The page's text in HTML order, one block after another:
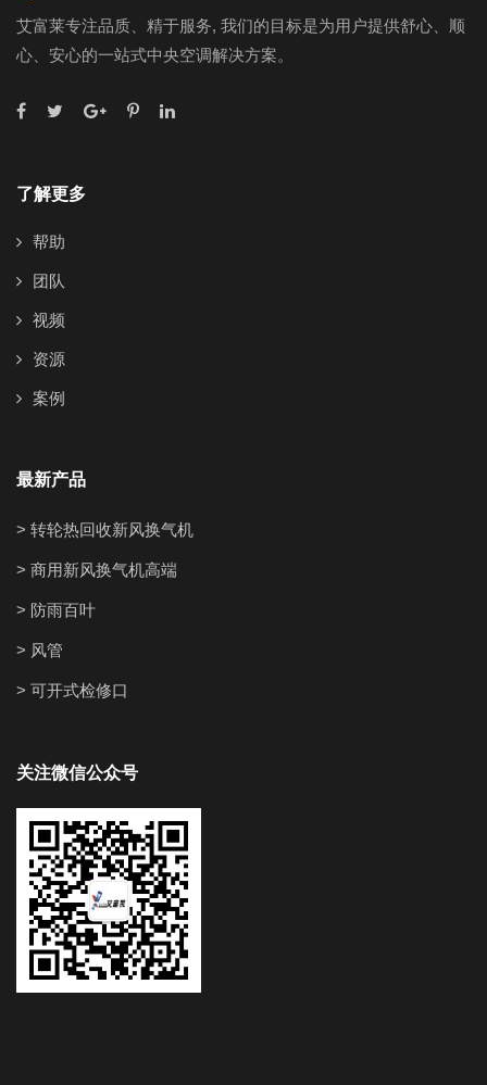
艾富莱专注品质、精于服务, 我们的目标是为用户提供舒心、顺
心、安心的一站式中央空调解决方案。
了解更多
帮助
团队
视频
资源
案例
最新产品
> 转轮热回收新风换气机
> 商用新风换气机高端
> 防雨百叶
> 风管
> 可开式检修口
关注微信公众号